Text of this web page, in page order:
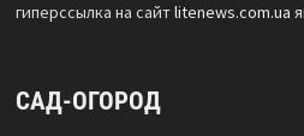
гиперссылка на сайтlitenews.com.ua
САД-ОГОРОД